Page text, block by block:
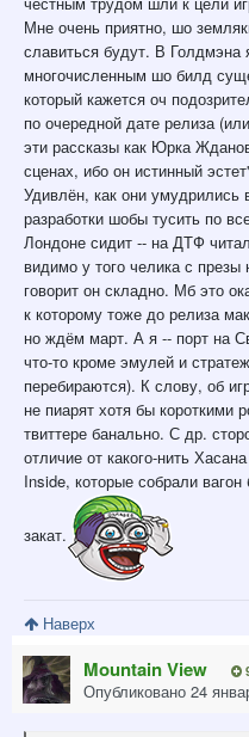
Мне очень приятно, шо
славиться будут. В
многочисленным шо билд
который кажется оч
по очередной дате релиза
эти рассказы как Юрка
сценах, ибо он истинный
Удивлён, как они умудрились
разработки шобы тусить по
Лондоне сидит -- на ДТФ
видимо у того челика с
говорит он складно. Мб это
к которому тоже до релиза
но ждём март. А я -- порт на
что-то кроме эмулей и
перебираются). К слову, об
не пиарят хотя бы короткими
твиттере банально. С др.
отличие от какого-нить
Inside, которые собрали
закат.
Наверх
Mountain View
Опубликовано 24